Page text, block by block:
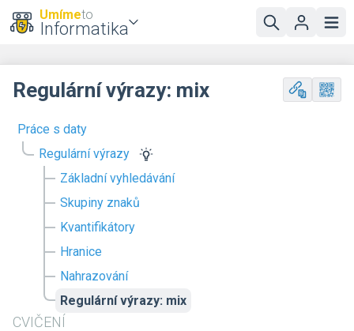
Umímeto
Informatika
Práce s daty
Regulární výrazy
Základní vyhledávání
Skupiny znaků
Kvantifikátory
Hranice
Nahrazování
Regulární výrazy: mix
CVIČENÍ
Regulární výrazy: mix